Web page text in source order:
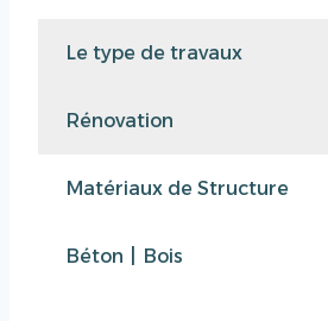
Le type de travaux
Rénovation
Matériaux de Structure
Béton Bois